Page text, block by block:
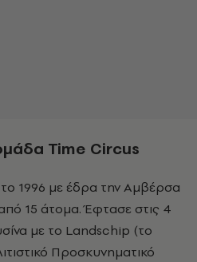
Time Circus
1996 με έδρα την Αμβέρσα
15 άτομα. Έφτασε στις 4
με το Landschip (το
Προσκυνηματικό